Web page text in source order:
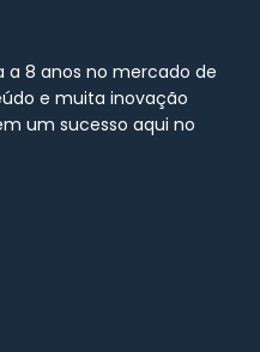
a 8 anos no mercado de
e muita inovação
um sucesso aqui no